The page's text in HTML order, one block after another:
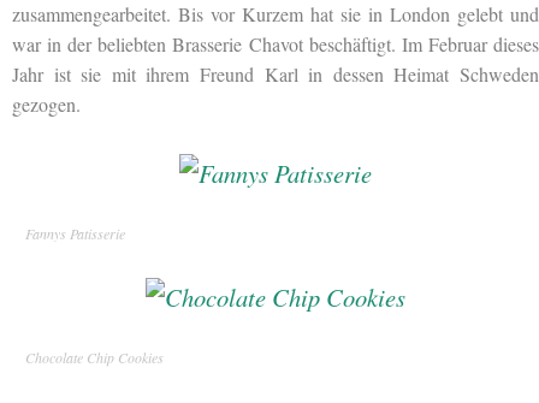
zusammengearbeitet. Bis vor Kurzem hat sie in London gelebt und
war in der beliebten Brasserie Chavot beschäftigt. Im Februar dieses
Jahr ist sie mit ihrem Freund Karl in dessen Heimat Schweden
gezogen.
Fannys Patisserie
Chocolate Chip Cookies